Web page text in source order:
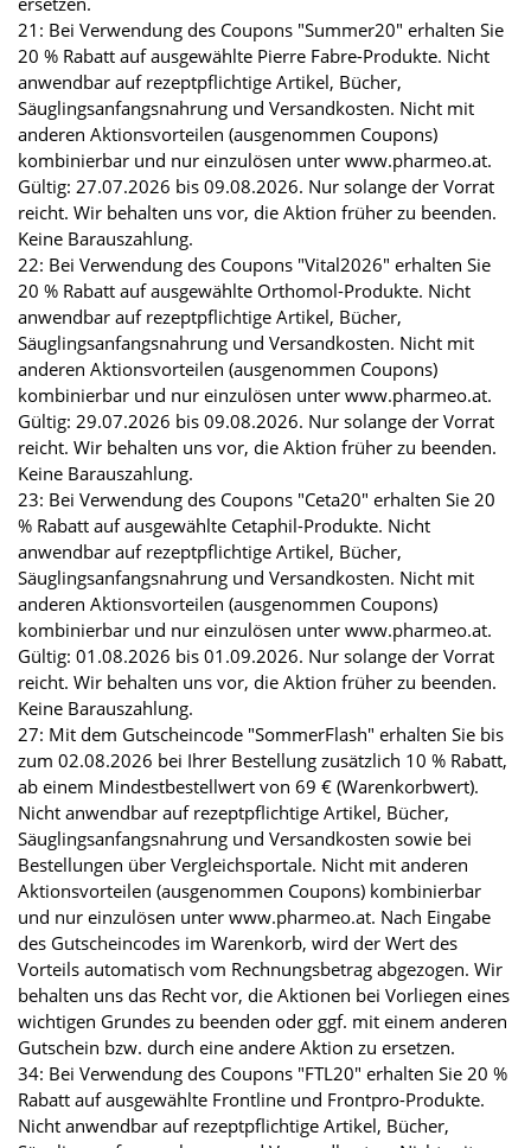
21: Bei Verwendung des Coupons "Summer20" erhalten Sie
20 % Rabatt auf ausgewählte Pierre Fabre-Produkte. Nicht
anwendbar auf rezeptpflichtige Artikel, Bücher,
Säuglingsanfangsnahrung und Versandkosten. Nicht mit
anderen Aktionsvorteilen (ausgenommen Coupons)
kombinierbar und nur einzulösen unter www.pharmeo.at.
Gültig: 27.07.2026 bis 09.08.2026. Nur solange der Vorrat
reicht. Wir behalten uns vor, die Aktion früher zu beenden.
Keine Barauszahlung.
22: Bei Verwendung des Coupons "Vital2026" erhalten Sie
20 % Rabatt auf ausgewählte Orthomol-Produkte. Nicht
anwendbar auf rezeptpflichtige Artikel, Bücher,
Säuglingsanfangsnahrung und Versandkosten. Nicht mit
anderen Aktionsvorteilen (ausgenommen Coupons)
kombinierbar und nur einzulösen unter www.pharmeo.at.
Gültig: 29.07.2026 bis 09.08.2026. Nur solange der Vorrat
reicht. Wir behalten uns vor, die Aktion früher zu beenden.
Keine Barauszahlung.
23: Bei Verwendung des Coupons "Ceta20" erhalten Sie 20
% Rabatt auf ausgewählte Cetaphil-Produkte. Nicht
anwendbar auf rezeptpflichtige Artikel, Bücher,
Säuglingsanfangsnahrung und Versandkosten. Nicht mit
anderen Aktionsvorteilen (ausgenommen Coupons)
kombinierbar und nur einzulösen unter www.pharmeo.at.
Gültig: 01.08.2026 bis 01.09.2026. Nur solange der Vorrat
reicht. Wir behalten uns vor, die Aktion früher zu beenden.
Keine Barauszahlung.
27: Mit dem Gutscheincode "SommerFlash" erhalten Sie bis
zum 02.08.2026 bei Ihrer Bestellung zusätzlich 10 % Rabatt,
ab einem Mindestbestellwert von 69 € (Warenkorbwert).
Nicht anwendbar auf rezeptpflichtige Artikel, Bücher,
Säuglingsanfangsnahrung und Versandkosten sowie bei
Bestellungen über Vergleichsportale. Nicht mit anderen
Aktionsvorteilen (ausgenommen Coupons) kombinierbar
und nur einzulösen unter www.pharmeo.at. Nach Eingabe
des Gutscheincodes im Warenkorb, wird der Wert des
Vorteils automatisch vom Rechnungsbetrag abgezogen. Wir
behalten uns das Recht vor, die Aktionen bei Vorliegen eines
wichtigen Grundes zu beenden oder ggf. mit einem anderen
Gutschein bzw. durch eine andere Aktion zu ersetzen.
34: Bei Verwendung des Coupons "FTL20" erhalten Sie 20 %
Rabatt auf ausgewählte Frontline und Frontpro-Produkte.
Nicht anwendbar auf rezeptpflichtige Artikel, Bücher,